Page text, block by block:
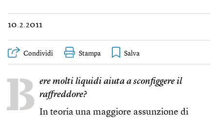
10.2.2011
Condividi Stampa
B ere molti liquidi aiuta a sconfiggere il
raffreddore?
In teoria una maggiore assunzione di